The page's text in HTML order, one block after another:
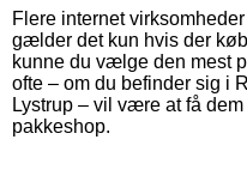
Flere internet
gælder det kun hvis der
kunne du vælge den mest
ofte – om du befinder sig i
Lystrup – vil være at få
pakkeshop.